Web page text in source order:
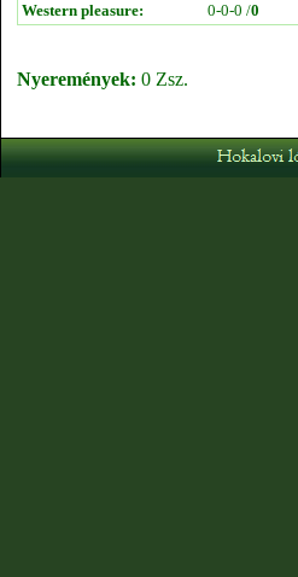
Western pleasure:
0-0-0 /0
Nyeremények: 0 Zsz.